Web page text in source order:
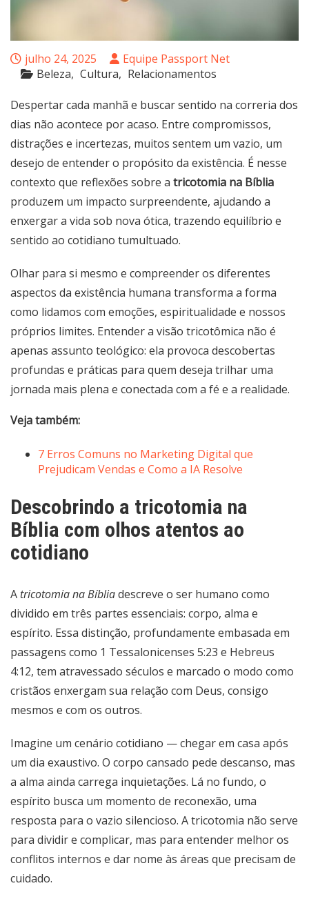
julho 24, 2025
Equipe Passport Net
Beleza
Cultura Relacionamentos
Despertar cada manhã e buscar sentido na correria dos
dias não acontece por acaso. Entre compromissos,
distrações e incertezas, muitos sentem um vazio, um
desejo de entender o propósito da existência. É nesse
contexto que reflexões sobre a tricotomia na Bíblia
produzem um impacto surpreendente, ajudando a
enxergar a vida sob nova ótica, trazendo equilíbrio e
sentido ao cotidiano tumultuado.
Olhar para si mesmo e compreender os diferentes
aspectos da existência humana transforma a forma
como lidamos com emoções, espiritualidade e nossos
próprios limites. Entender a visão tricotômica não é
apenas assunto teológico: ela provoca descobertas
profundas e práticas para quem deseja trilhar uma
jornada mais plena e conectada com a fé e a realidade.
Veja também:
7 Erros Comuns no Marketing Digital que
Prejudicam Vendas e Como a IA Resolve
Descobrindo a tricotomia na
Bíblia com olhos atentos ao
cotidiano
A tricotomia na Bíbliadescreve o ser humano como
dividido em três partes essenciais: corpo, alma e
espírito. Essa distinção, profundamente embasada em
passagens como 1 Tessalonicenses 5:23 e Hebreus
4:12, tem atravessado séculos e marcado o modo como
cristãos enxergam sua relação com Deus, consigo
mesmos e com os outros.
Imagine um cenário cotidiano — chegar em casa após
um dia exaustivo. O corpo cansado pede descanso, mas
a alma ainda carrega inquietações. Lá no fundo, o
espírito busca um momento de reconexão, uma
resposta para o vazio silencioso. A tricotomia não serve
para dividir e complicar, mas para entender melhor os
conflitos internos e dar nome às áreas que precisam de
cuidado.